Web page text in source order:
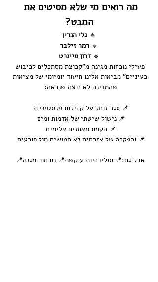
מה רואים מי שלא מסיטים את
המבט?
🔹 גלי הנדין
🔹 רמה זילבר
🔹 דרון מיינרט
פעילי נוכחות מגינה מ"קבוצת מסתכלים לכיבוש
בעיניים" מביאות אלינו תיעוד יומיומי של מציאות
שהמדינה לא רוצה שנראה:
📌 סגר זוחל על קהילות פלסטיניות
📌 נישול שיטתי של אדמות ומים
📌 הקמת מאחזים אלימים
📌 והפקרה של אזרחים לא חמושים מול פורעים
אבל גם:📍 סולידריות עיקשת📍 נוכחות מגִנה📍